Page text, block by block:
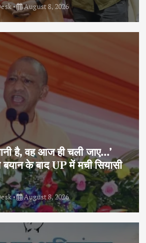
August 8, 2026
है, वह आज ही चली जाए…’
के बाद UP में मची सियासी
August 8, 2026